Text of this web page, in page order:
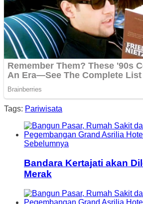
Tags: Pariwisata
Sebelumnya
Bandara Kertajati akan
Merak